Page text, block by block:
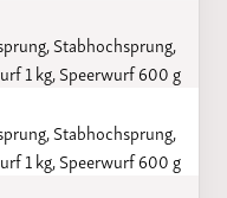
Stabhochsprung,
1 kg, Speerwurf 600 g
Stabhochsprung,
1 kg, Speerwurf 600 g